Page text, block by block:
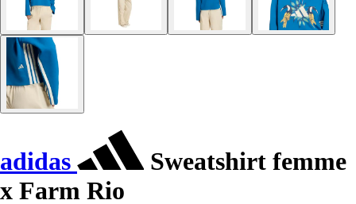
adidas
Sweatshirt femme
x Farm Rio